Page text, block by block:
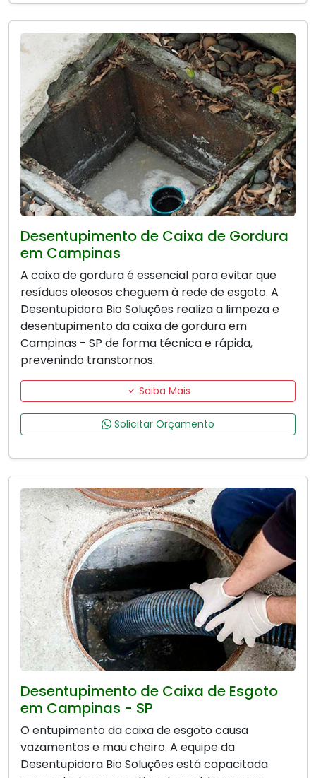
Desentupimento de Caixa de Gordura
em Campinas
A caixa de gordura é essencial para evitar que
resíduos oleosos cheguem à rede de esgoto. A
Desentupidora Bio Soluções realiza a limpeza e
desentupimento da caixa de gordura em
Campinas - SP de forma técnica e rápida,
prevenindo transtornos.
Saiba Mais
Solicitar Orçamento
Desentupimento de Caixa de Esgoto
em Campinas - SP
O entupimento da caixa de esgoto causa
vazamentos e mau cheiro. A equipe da
Desentupidora Bio Soluções está capacitada